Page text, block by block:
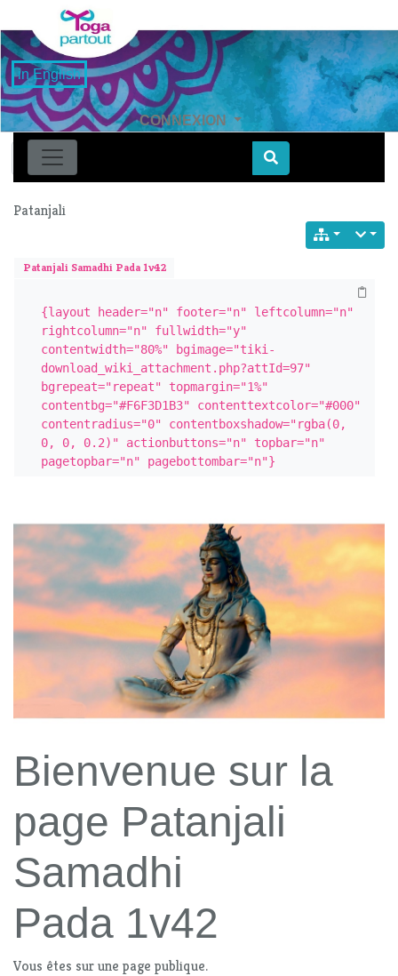
in English
CONNEXION
Find
Patanjali
Patanjali Samadhi Pada 1v42
{layout header="n" footer="n" leftcolumn="n"
rightcolumn="n" fullwidth="y"
contentwidth="80%" bgimage="tiki-
download_wiki_attachment.php?attId=97"
bgrepeat="repeat" topmargin="1%"
contentbg="#F6F3D1B3" contenttextcolor="#000"
contentradius="0" contentboxshadow="rgba(0,
0, 0, 0.2)" actionbuttons="n" topbar="n"
pagetopbar="n" pagebottombar="n"}
Bienvenue sur la
page Patanjali
Samadhi
Pada 1v42
Vous êtes sur une page publique.